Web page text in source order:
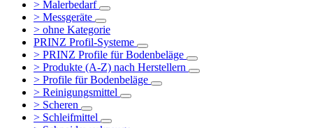
> Malerbedarf
> Messgeräte
> ohne Kategorie
PRINZ Profil-Systeme
> PRINZ Profile für Bodenbeläge
> Produkte (A-Z) nach Herstellern
> Profile für Bodenbeläge
> Reinigungsmittel
> Scheren
> Schleifmittel